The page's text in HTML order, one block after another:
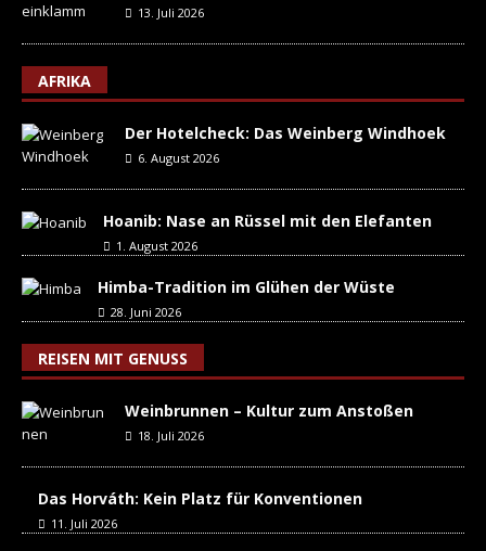
13. Juli 2026
AFRIKA
Der Hotelcheck: Das Weinberg Windhoek
6. August 2026
Hoanib: Nase an Rüssel mit den Elefanten
1. August 2026
Himba-Tradition im Glühen der Wüste
28. Juni 2026
REISEN MIT GENUSS
Weinbrunnen – Kultur zum Anstoßen
18. Juli 2026
Das Horváth: Kein Platz für Konventionen
11. Juli 2026